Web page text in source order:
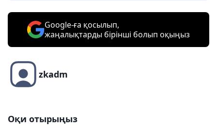
Google-ға қосылып,
жаңалықтарды бірінші болып оқыңыз
zkadm
Оқи отырыңыз